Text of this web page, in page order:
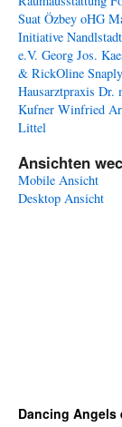
Suat Özbey oHG
Initiative
e.V. Georg Jos.
& RickOline
Hausarztpraxis Dr.
Kufner Winfried
Littel
Ansichten
Mobile Ansicht
Desktop Ansicht
Dancing Angels